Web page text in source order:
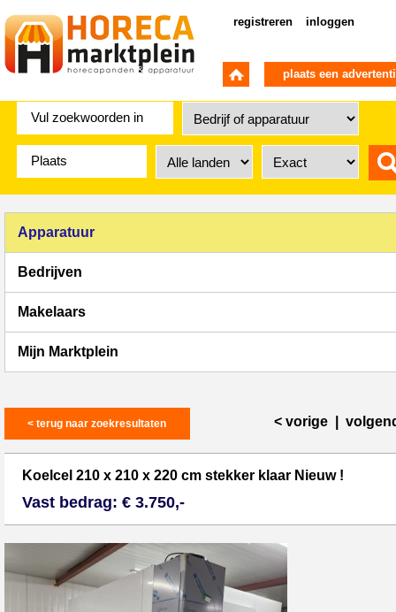
registreren inloggen
plaats een
Apparatuur
Bedrijven
Makelaars
Mijn Marktplein
< terug naar zoekresultaten < vorige
Koelcel 210 x 210 x 220 cm stekker klaar Nieuw !
Vast bedrag: € 3.750,-